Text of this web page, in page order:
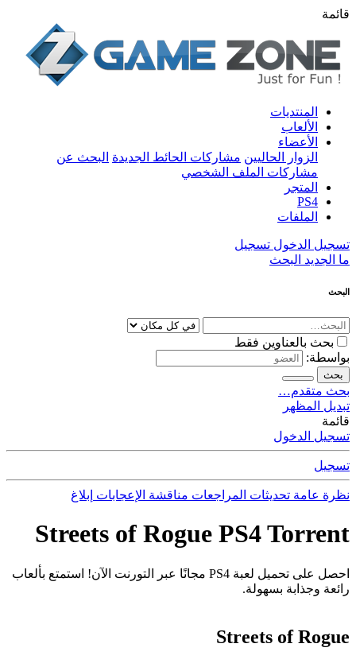
قائمة
المنتديات
الألعاب
الأعضاء
الزوار الحاليين مشاركات الحائط الجديدة البحث عن
مشاركات الملف الشخصي
المتجر
PS4
الملفات
تسجيل الدخول تسجيل
ما الجديد البحث
البحث
بحث بالعناوين فقط
بواسطة:
بحث
بحث متقدم…
تبديل المظهر
قائمة
تسجيل الدخول
تسجيل
نظرة عامة تحديثات المراجعات مناقشة الإعجابات إبلاغ
Streets of Rogue PS4 Torrent
احصل على تحميل لعبة PS4 مجانًا عبر التورنت الآن! استمتع بألعاب
رائعة وجذابة بسهولة.
Streets of Rogue